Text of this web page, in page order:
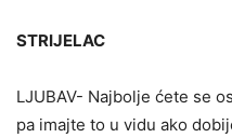
STRIJELAC
LJUBAV- Najbolje ćete se
pa imajte to u vidu ako